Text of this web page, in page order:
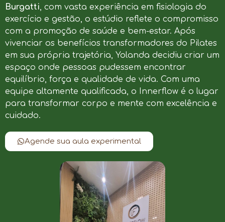
Burgatti, com vasta experiência em fisiologia do
exercício e gestão, o estúdio reflete o compromisso
com a promoção de saúde e bem-estar. Após
vivenciar os benefícios transformadores do Pilates
em sua própria trajetória, Yolanda decidiu criar um
espaço onde pessoas pudessem encontrar
equilíbrio, força e qualidade de vida. Com uma
equipe altamente qualificada, o Innerflow é o lugar
para transformar corpo e mente com excelência e
cuidado.
Agende sua aula experimental